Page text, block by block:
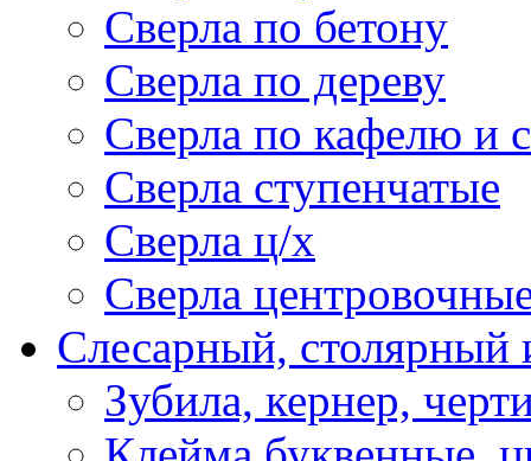
Сверла по бетону
Сверла по дереву
Сверла по кафелю и
Сверла ступенчатые
Сверла ц/х
Сверла
Слесарный, столярный
Зубила, кернер,